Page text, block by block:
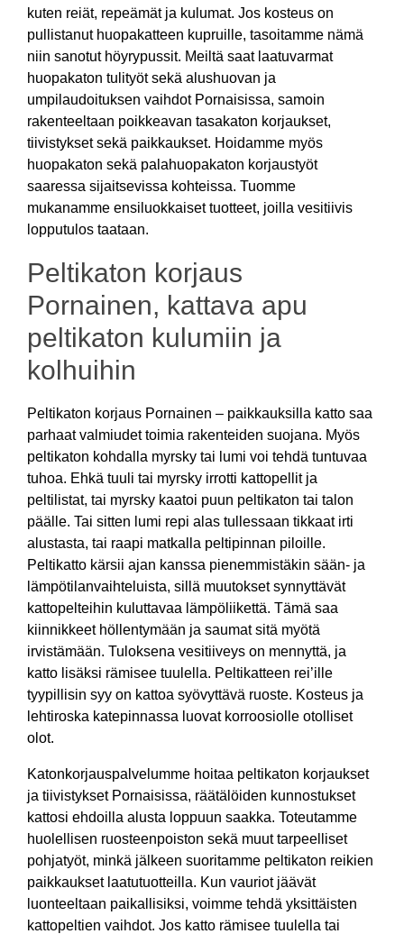
kuten reiät, repeämät ja kulumat. Jos kosteus on
pullistanut huopakatteen kupruille, tasoitamme nämä
niin sanotut höyrypussit. Meiltä saat laatuvarmat
huopakaton tulityöt sekä alushuovan ja
umpilaudoituksen vaihdot Pornaisissa, samoin
rakenteeltaan poikkeavan tasakaton korjaukset,
tiivistykset sekä paikkaukset. Hoidamme myös
huopakaton sekä palahuopakaton korjaustyöt
saaressa sijaitsevissa kohteissa. Tuomme
mukanamme ensiluokkaiset tuotteet, joilla vesitiivis
lopputulos taataan.
Peltikaton korjaus
Pornainen, kattava apu
peltikaton kulumiin ja
kolhuihin
Peltikaton korjaus Pornainen – paikkauksilla katto saa
parhaat valmiudet toimia rakenteiden suojana. Myös
peltikaton kohdalla myrsky tai lumi voi tehdä tuntuvaa
tuhoa. Ehkä tuuli tai myrsky irrotti kattopellit ja
peltilistat, tai myrsky kaatoi puun peltikaton tai talon
päälle. Tai sitten lumi repi alas tullessaan tikkaat irti
alustasta, tai raapi matkalla peltipinnan piloille.
Peltikatto kärsii ajan kanssa pienemmistäkin sään- ja
lämpötilanvaihteluista, sillä muutokset synnyttävät
kattopelteihin kuluttavaa lämpöliikettä. Tämä saa
kiinnikkeet höllentymään ja saumat sitä myötä
irvistämään. Tuloksena vesitiiveys on mennyttä, ja
katto lisäksi rämisee tuulella. Peltikatteen rei’ille
tyypillisin syy on kattoa syövyttävä ruoste. Kosteus ja
lehtiroska katepinnassa luovat korroosiolle otolliset
olot.
Katonkorjauspalvelumme hoitaa peltikaton korjaukset
ja tiivistykset Pornaisissa, räätälöiden kunnostukset
kattosi ehdoilla alusta loppuun saakka. Toteutamme
huolellisen ruosteenpoiston sekä muut tarpeelliset
pohjatyöt, minkä jälkeen suoritamme peltikaton reikien
paikkaukset laatutuotteilla. Kun vauriot jäävät
luonteeltaan paikallisiksi, voimme tehdä yksittäisten
kattopeltien vaihdot. Jos katto rämisee tuulella tai